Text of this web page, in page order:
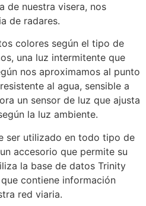
de nuestra visera, nos
de radares.
colores según el tipo de
una luz intermitente que
nos aproximamos al punto
al agua, sensible a
un sensor de luz que ajusta
la luz ambiente.
ser utilizado en todo tipo de
accesorio que permite su
la base de datos Trinity
contiene información
red viaria.